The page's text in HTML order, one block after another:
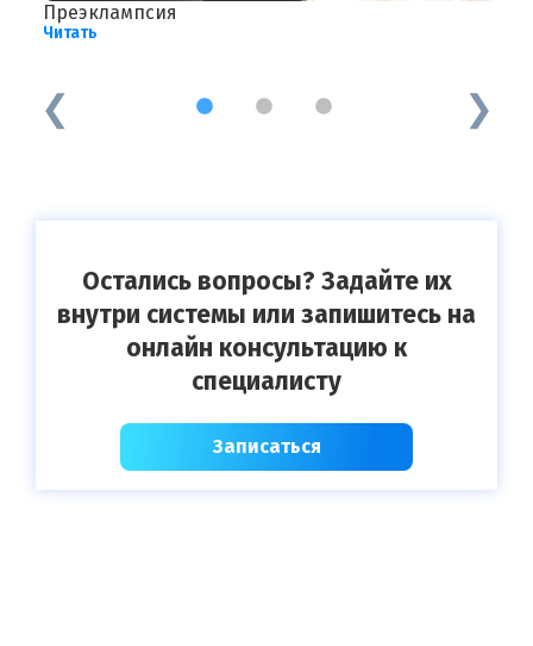
Преэклампсия
Читать
1 2 3
Остались вопросы? Задайте их
внутри системы или запишитесь на
онлайн консультацию к
специалисту
Записаться